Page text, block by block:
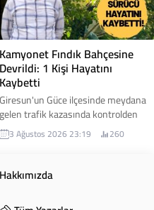
Kamyonet Fındık Bahçesine
Devrildi: 1 Kişi Hayatını
Kaybetti
Giresun'un Güce ilçesinde meydana
gelen trafik kazasında kontrolden
çıkan kamyonetin fındık bahçesine
devrilmesi sonucu 62 yaşındaki
3 Ağustos 2026 23:19 260
Hakkımızda